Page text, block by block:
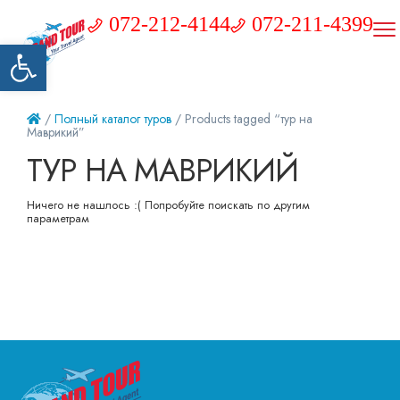
Открыть панель инструментов
072-212-4144 072-211-4399
/ Полный каталог туров / Products tagged “тур на
Маврикий”
ТУР НА МАВРИКИЙ
Ничего не нашлось :( Попробуйте поискать по другим
параметрам